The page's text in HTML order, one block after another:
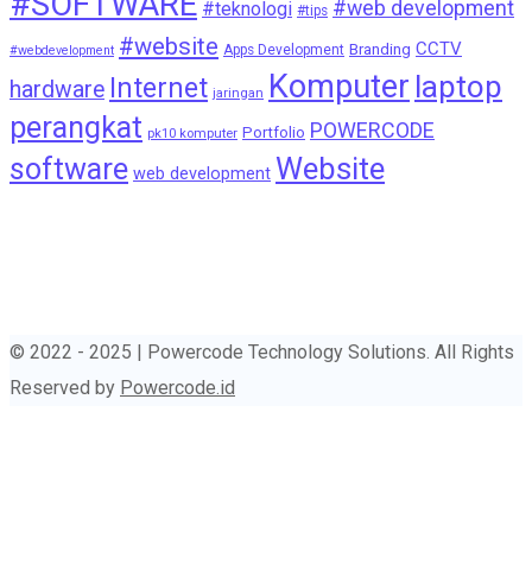
#teknologi #tips #web development
#webdevelopment #website Apps Development Branding CCTV
hardware Internet jaringan Komputer laptop
perangkat pk10 komputer Portfolio POWERCODE
software web development Website
© 2022 - 2025 | Powercode Technology Solutions. All Rights
Reserved by Powercode.id